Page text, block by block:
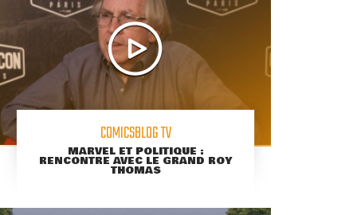
COMICSBLOG TV
MARVEL ET POLITIQUE :
RENCONTRE AVEC LE GRAND ROY
THOMAS